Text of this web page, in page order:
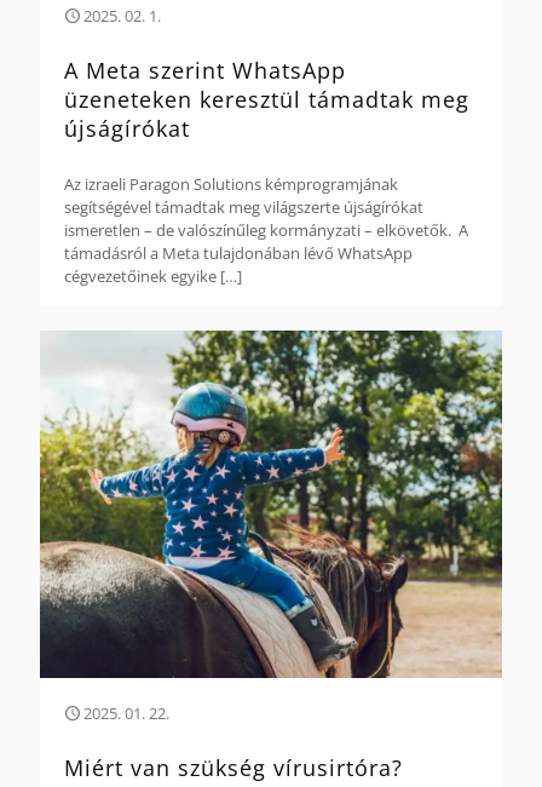
2025. 02. 1.
A Meta szerint WhatsApp
üzeneteken keresztül támadtak meg
újságírókat
Az izraeli Paragon Solutions kémprogramjának
segítségével támadtak meg világszerte újságírókat
ismeretlen – de valószínűleg kormányzati – elkövetők. A
támadásról a Meta tulajdonában lévő WhatsApp
cégvezetőinek egyike […]
2025. 01. 22.
Miért van szükség vírusirtóra?